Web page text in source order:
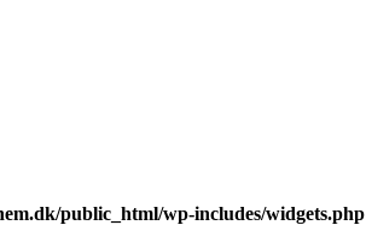
public_html/wp-includes/widgets.php